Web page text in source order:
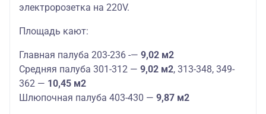
электророзетка на 220V.
Площадь кают:
Главная палуба 203-236 -— 9,02 м2
Средняя палуба 301-312 — 9,02 м2, 313-348, 349-
362 — 10,45 м2
Шлюпочная палуба 403-430 — 9,87 м2